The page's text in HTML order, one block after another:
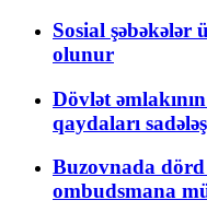
Sosial şəbəkələr
olunur
Dövlət
qaydaları
Buzovnada
ombudsmana